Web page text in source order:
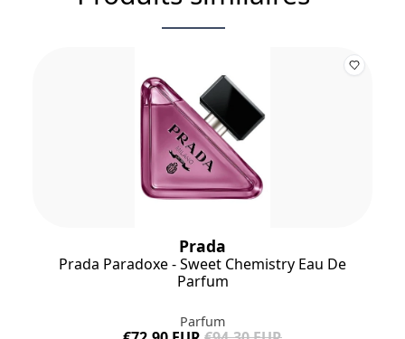
Prada
Prada Paradoxe - Sweet Chemistry Eau De
Parfum
Parfum